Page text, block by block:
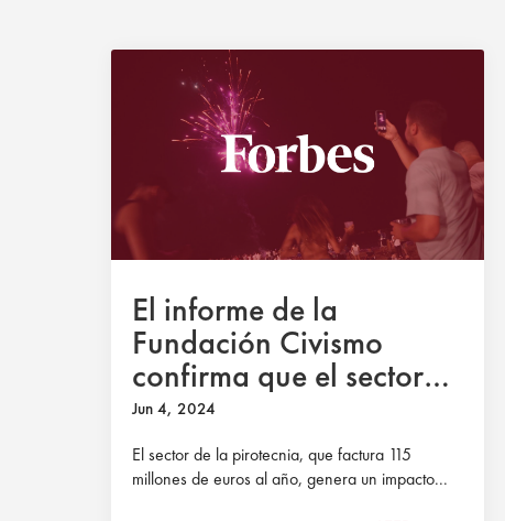
El informe de la
Fundación Civismo
confirma que el sector
de la pirotecnia genera
un impacto económico
de 2.000 millones y
Jun 4, 2024
El sector de la pirotecnia, que factura 115
millones de euros al año, genera un impacto...